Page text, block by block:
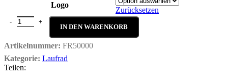
Logo
Zurücksetzen
Fullerene RD 50 Menge
IN DEN WARENKORB
Artikelnummer: FR50000
Kategorie: Laufrad
Teilen: